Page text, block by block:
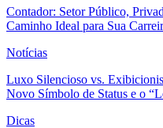
Contador: Setor Público,
Caminho Ideal para Sua
Notícias
Luxo Silencioso vs.
Novo Símbolo de Status e o
Dicas